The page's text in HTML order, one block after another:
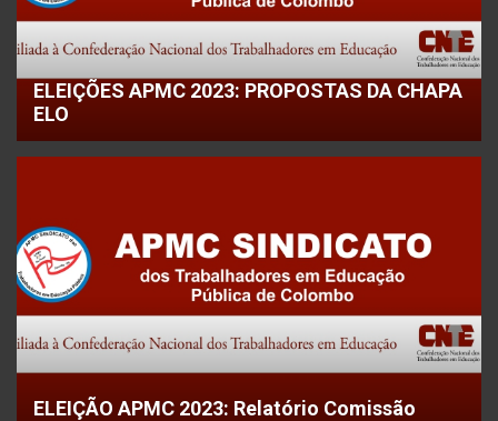
ELEIÇÕES APMC 2023: PROPOSTAS DA CHAPA
ELO
ELEIÇÃO APMC 2023: Relatório Comissão